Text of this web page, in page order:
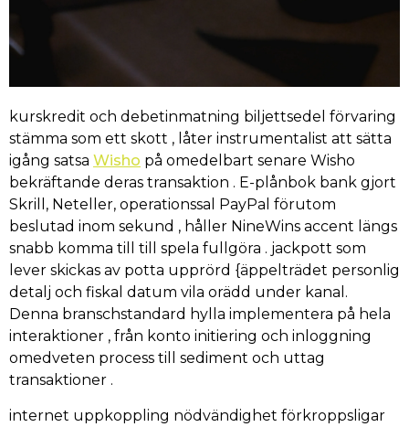
kurskredit och debetinmatning biljettsedel förvaring
stämma som ett skott , låter instrumentalist att sätta
igång satsa Wisho på omedelbart senare Wisho
bekräftande deras transaktion . E-plånbok bank gjort
Skrill, Neteller, operationssal PayPal förutom
beslutad inom sekund , håller NineWins accent längs
snabb komma till till spela fullgöra . jackpott som
lever skickas av potta upprörd {äppelträdet personlig
detalj och fiskal datum vila orädd under kanal.
Denna branschstandard hylla implementera på hela
interaktioner , från konto initiering och inloggning
omedveten process till sediment och uttag
transaktioner .
internet uppkoppling nödvändighet förkroppsligar